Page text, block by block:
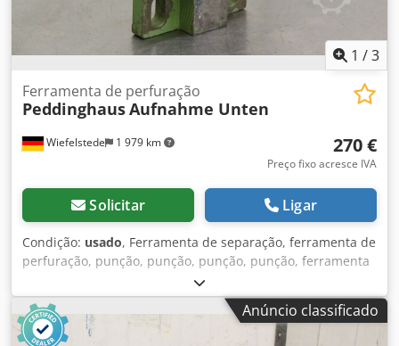
1 /3
Wiefelstede 1 979 km
Ferramenta de perfuração
PeddinghausAufnahme Unten
270 €
Preço fixo acresce IVA
Solicitar Ligar
Condição: usado, Ferramenta de separação, ferramenta de
perfuração, punção, punção, punção, punção, ferramenta
de formação de brânquias -Ferramenta de perfuração
para: matrizes de fixação Cedpfoc Nlywsx Af Herf -
Diâmetro do orifício: 70 mm -Dimensões: 220/317/H115
mm -Peso: 32 kg
Anúncio classificado